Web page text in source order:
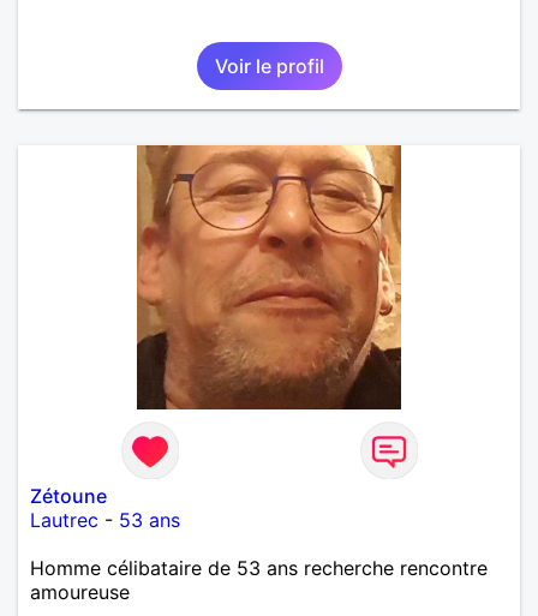
Voir le profil
Zétoune
Lautrec - 53 ans
Homme célibataire de 53 ans recherche rencontre
amoureuse